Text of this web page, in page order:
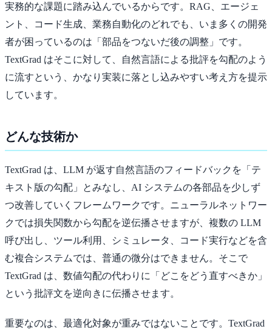
実務的な課題に踏み込んでいるからです。RAG、エージェ
ント、コード生成、業務自動化のどれでも、いま多くの開発
者が困っているのは「部品をつないだ後の調整」です。
TextGrad はそこに対して、自然言語による批評を勾配のよう
に流すという、かなり実装に落とし込みやすい考え方を提示
しています。
どんな技術か
TextGrad は、LLM が返す自然言語のフィードバックを「テ
キスト版の勾配」とみなし、AI システムの各部品を少しず
つ改善していくフレームワークです。ニューラルネットワー
クでは損失関数から勾配を逆伝播させますが、複数の LLM
呼び出し、ツール利用、シミュレータ、コード実行などを含
む複合システムでは、普通の微分はできません。そこで
TextGrad は、数値勾配の代わりに「どこをどう直すべきか」
という批評文を逆向きに伝播させます。
重要なのは、最適化対象が重みではないことです。TextGrad